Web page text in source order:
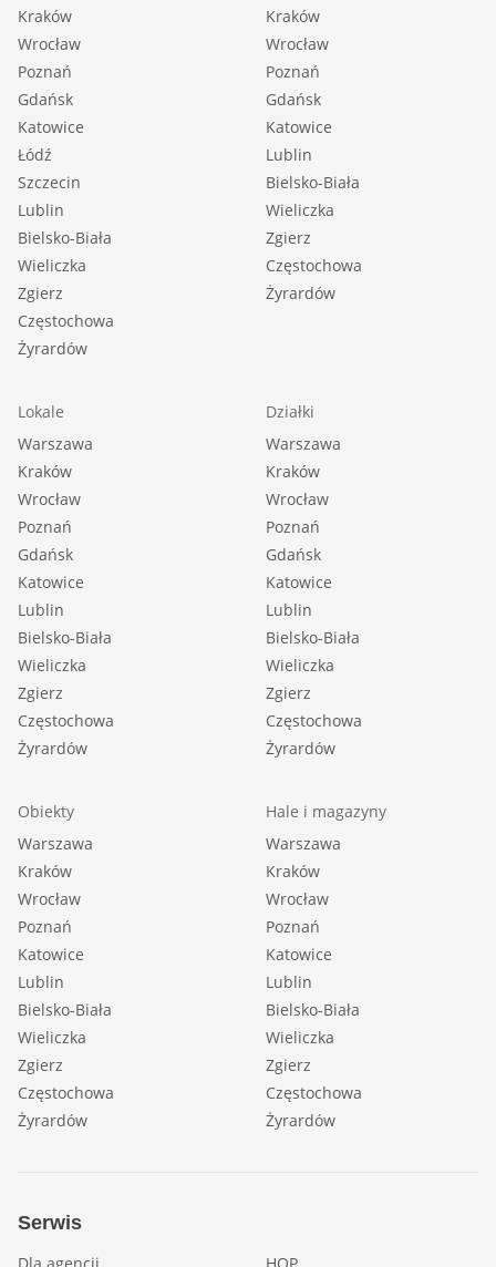
Kraków
Wrocław
Poznań
Gdańsk
Katowice
Łódź
Szczecin
Lublin
Bielsko-Biała
Wieliczka
Zgierz
Częstochowa
Żyrardów
Kraków
Wrocław
Poznań
Gdańsk
Katowice
Lublin
Bielsko-Biała
Wieliczka
Zgierz
Częstochowa
Żyrardów
Lokale
Warszawa
Kraków
Wrocław
Poznań
Gdańsk
Katowice
Lublin
Bielsko-Biała
Wieliczka
Zgierz
Częstochowa
Żyrardów
Działki
Warszawa
Kraków
Wrocław
Poznań
Gdańsk
Katowice
Lublin
Bielsko-Biała
Wieliczka
Zgierz
Częstochowa
Żyrardów
Obiekty
Warszawa
Kraków
Wrocław
Poznań
Katowice
Lublin
Bielsko-Biała
Wieliczka
Zgierz
Częstochowa
Żyrardów
Hale i magazyny
Warszawa
Kraków
Wrocław
Poznań
Katowice
Lublin
Bielsko-Biała
Wieliczka
Zgierz
Częstochowa
Żyrardów
Serwis